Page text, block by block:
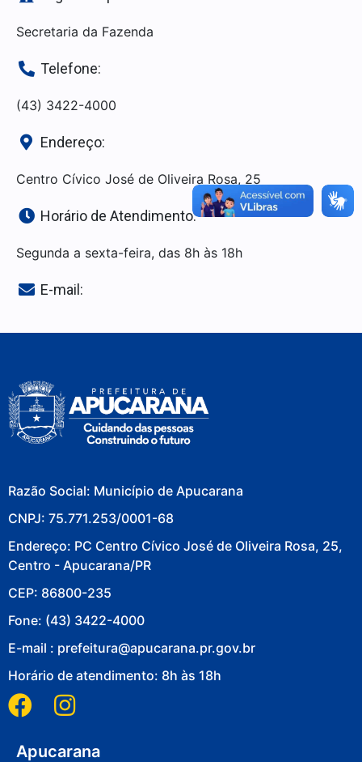
Secretaria da Fazenda
Telefone:
(43) 3422-4000
Endereço:
Centro Cívico José de Oliveira Rosa, 25
Horário de Atendimento:
Segunda a sexta-feira, das 8h às 18h
E-mail:
Razão Social: Município de Apucarana
CNPJ: 75.771.253/0001-68
Endereço: PC Centro Cívico José de Oliveira Rosa, 25,
Centro - Apucarana/PR
CEP: 86800-235
Fone: (43) 3422-4000
E-mail : prefeitura@apucarana.pr.gov.br
Horário de atendimento: 8h às 18h
Apucarana